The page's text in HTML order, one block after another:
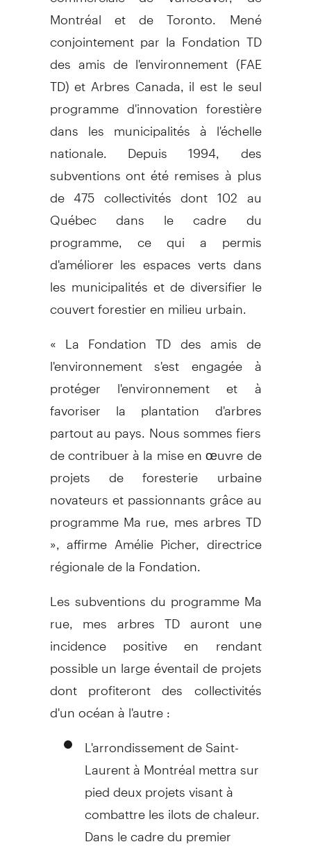
Montréal et de Toronto. Mené
conjointement par la Fondation TD
des amis de l'environnement (FAE
TD) et Arbres Canada, il est le seul
programme d'innovation forestière
dans les municipalités à l'échelle
nationale. Depuis 1994, des
subventions ont été remises à plus
de 475 collectivités dont 102 au
Québec dans le cadre du
programme, ce qui a permis
d'améliorer les espaces verts dans
les municipalités et de diversifier le
couvert forestier en milieu urbain.
« La Fondation TD des amis de
l'environnement s'est engagée à
protéger l'environnement et à
favoriser la plantation d'arbres
partout au pays. Nous sommes fiers
de contribuer à la mise en œuvre de
projets de foresterie urbaine
novateurs et passionnants grâce au
programme Ma rue, mes arbres TD
», affirme Amélie Picher, directrice
régionale de la Fondation.
Les subventions du programme Ma
rue, mes arbres TD auront une
incidence positive en rendant
possible un large éventail de projets
dont profiteront des collectivités
d'un océan à l'autre :
L'arrondissement de Saint-
Laurent à Montréal mettra sur
pied deux projets visant à
combattre les ilots de chaleur.
Dans le cadre du premier